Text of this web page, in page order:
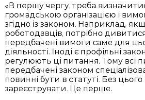
«В першу чергу, треба
громадською організацією і
згідно із законом. Наприклад,
роботодавців, потрібно
передбачені вимоги саме для
діяльності. Іноді є профільні
регулюють ці питання. Тому всі
передбачені законом
повинні бути в статуті. Без
зареєструвати. Це перше.